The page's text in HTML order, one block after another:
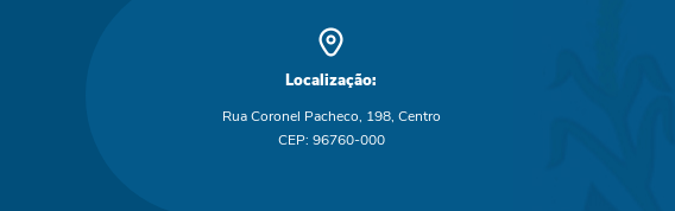
Localização:
Rua Coronel Pacheco, 198, Centro
CEP: 96760-000